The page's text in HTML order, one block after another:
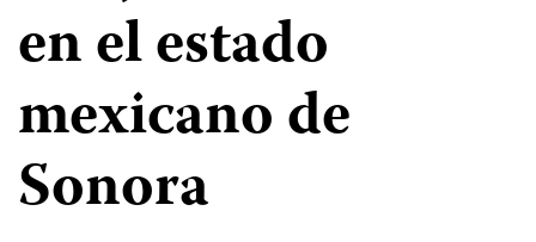
en el estado
mexicano de
Sonora